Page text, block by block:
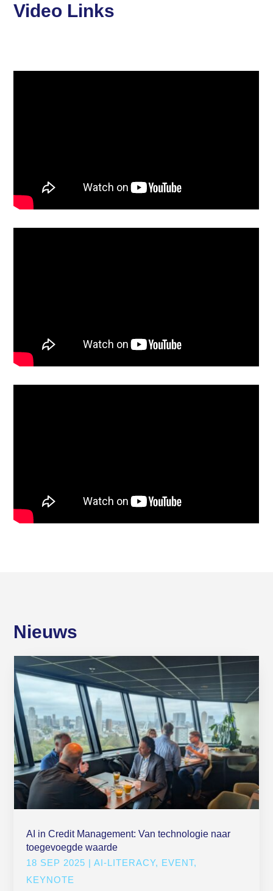
Video Links
Nieuws
AI in Credit Management: Van technologie naar
toegevoegde waarde
18 SEP 2025 |AI-LITERACY, EVENT,
KEYNOTE